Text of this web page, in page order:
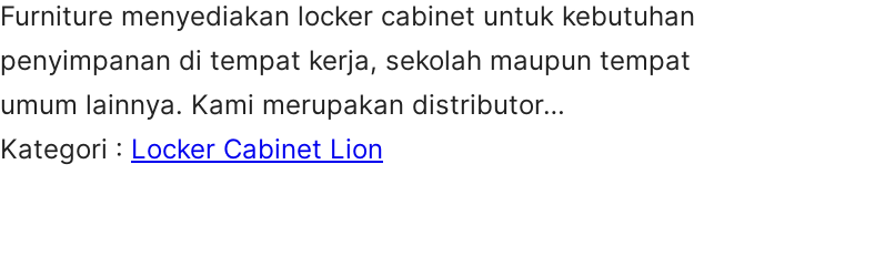
Furniture menyediakan locker cabinet untuk kebutuhan
penyimpanan di tempat kerja, sekolah maupun tempat
umum lainnya. Kami merupakan distributor…
Kategori : Locker Cabinet Lion